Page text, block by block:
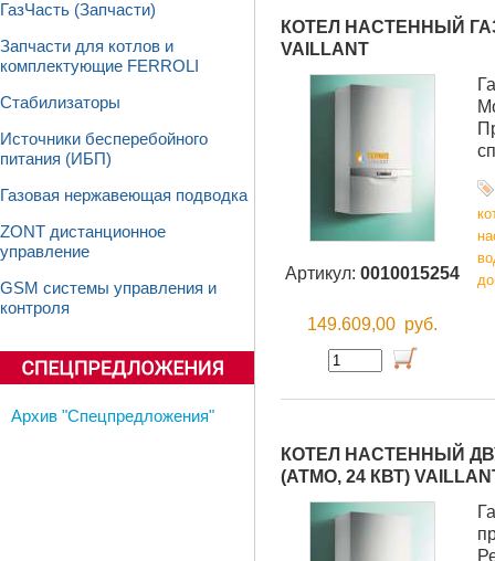
ГазЧасть (Запчасти)
Запчасти для котлов и
комплектующие FERROLI
Стабилизаторы
Источники бесперебойного
питания (ИБП)
Газовая нержавеющая подводка
ZONT дистанционное
управление
GSM системы управления и
контроля
Архив "Спецпредложения"
КОТЕЛ НАСТЕННЫЙ
VAILLANT
Артикул: 0010015254
149.609,00 руб.
КОТЕЛ НАСТЕННЫЙ
(АТМО, 24 КВТ)